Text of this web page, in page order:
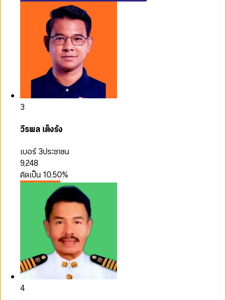
3
วีรพล เต็งรัง
เบอร์ 3ประชาชน
9,248
คิดเป็น 10.50%
4